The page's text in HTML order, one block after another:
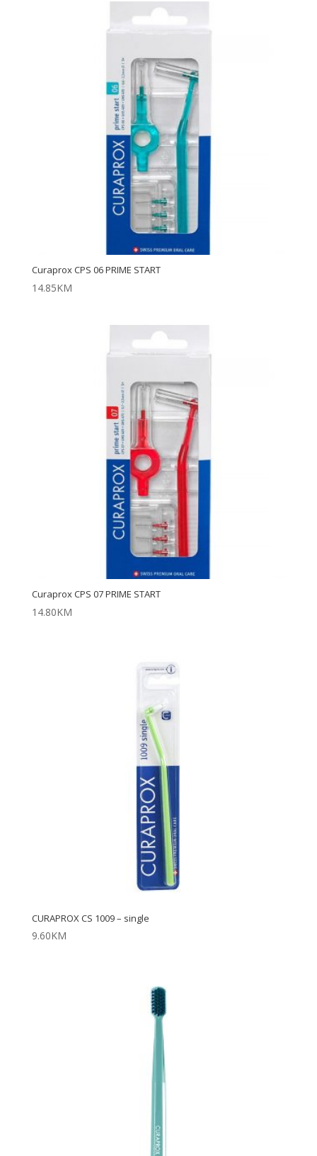
Curaprox CPS 06 PRIME START
14.85KM
Curaprox CPS 07 PRIME START
14.80KM
CURAPROX CS 1009 – single
9.60KM